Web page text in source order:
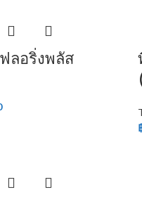
ลอริ่งพลัส